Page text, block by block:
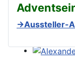
→Aussteller-